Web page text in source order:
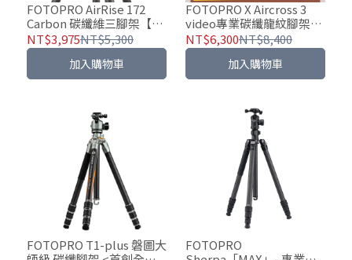
FOTOPRO AirRise 172
Carbon 碳纖維三腳架【附
SJ-36+手機夾】
NT$3,975NT$5,300
加入購物車
FOTOPRO X Aircross 3
video專業碳纖龍紋腳架
(影視版) - 高效穩定攝影利
器【贈迷你補光燈】
NT$6,300NT$8,400
加入購物車
FOTOPRO T1-plus 磐圖大
FOTOPRO